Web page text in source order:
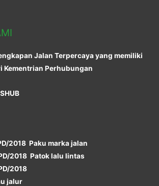
Jalan Terpercaya yang memiliki
Kementrian Perhubungan
2018 Paku marka jalan
2018 Patok lalu lintas
2018
jalur